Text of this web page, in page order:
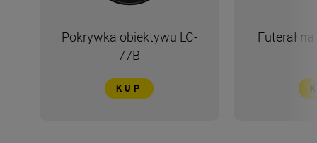
Pokrywka obiektywu LC-
77B
KUP
Futerał